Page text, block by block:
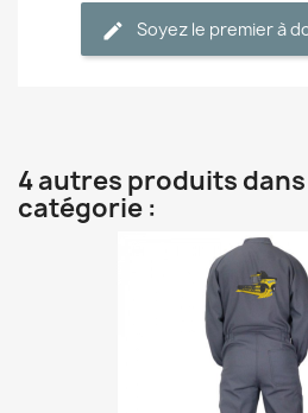
Soyez le premier à
4 autres produits
catégorie :